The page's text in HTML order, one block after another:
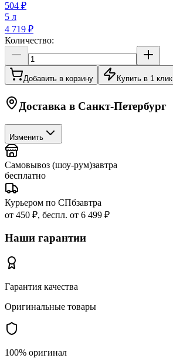
504 ₽
5 л
4 719 ₽
Количество:
Добавить в корзину Купить в 1 клик
Доставка в Санкт-Петербург
Изменить
Самовывоз (шоу-рум)завтра
бесплатно
Курьером по СПбзавтра
от 450 ₽, беспл. от 6 499 ₽
Наши гарантии
Гарантия качества
Оригинальные товары
100% оригинал